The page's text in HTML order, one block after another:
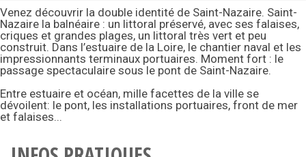
Venez découvrir la double identité de Saint-Nazaire. Saint-
Nazaire la balnéaire : un littoral préservé, avec ses falaises,
criques et grandes plages, un littoral très vert et peu
construit. Dans l’estuaire de la Loire, le chantier naval et les
impressionnants terminaux portuaires. Moment fort : le
passage spectaculaire sous le pont de Saint-Nazaire.
Entre estuaire et océan, mille facettes de la ville se
dévoilent: le pont, les installations portuaires, front de mer
et falaises...